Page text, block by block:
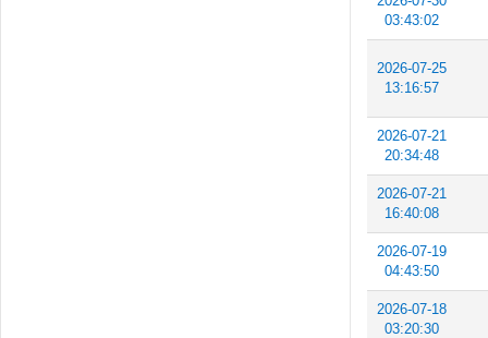
03:43:02
2026-07-25
13:16:57
2026-07-21
20:34:48
2026-07-21
16:40:08
2026-07-19
04:43:50
2026-07-18
03:20:30